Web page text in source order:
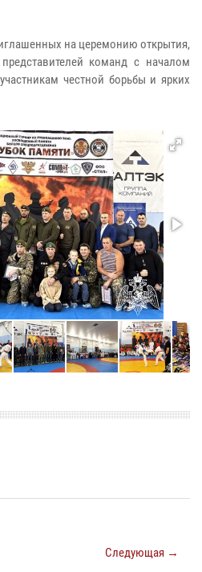
на церемонию открытия,
команд с началом
честной борьбы и ярких
Следующая →